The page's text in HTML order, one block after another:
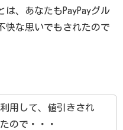
、あなたもPayPayグル
快な思いでもされたので
用して、値引きされ
ので・・・